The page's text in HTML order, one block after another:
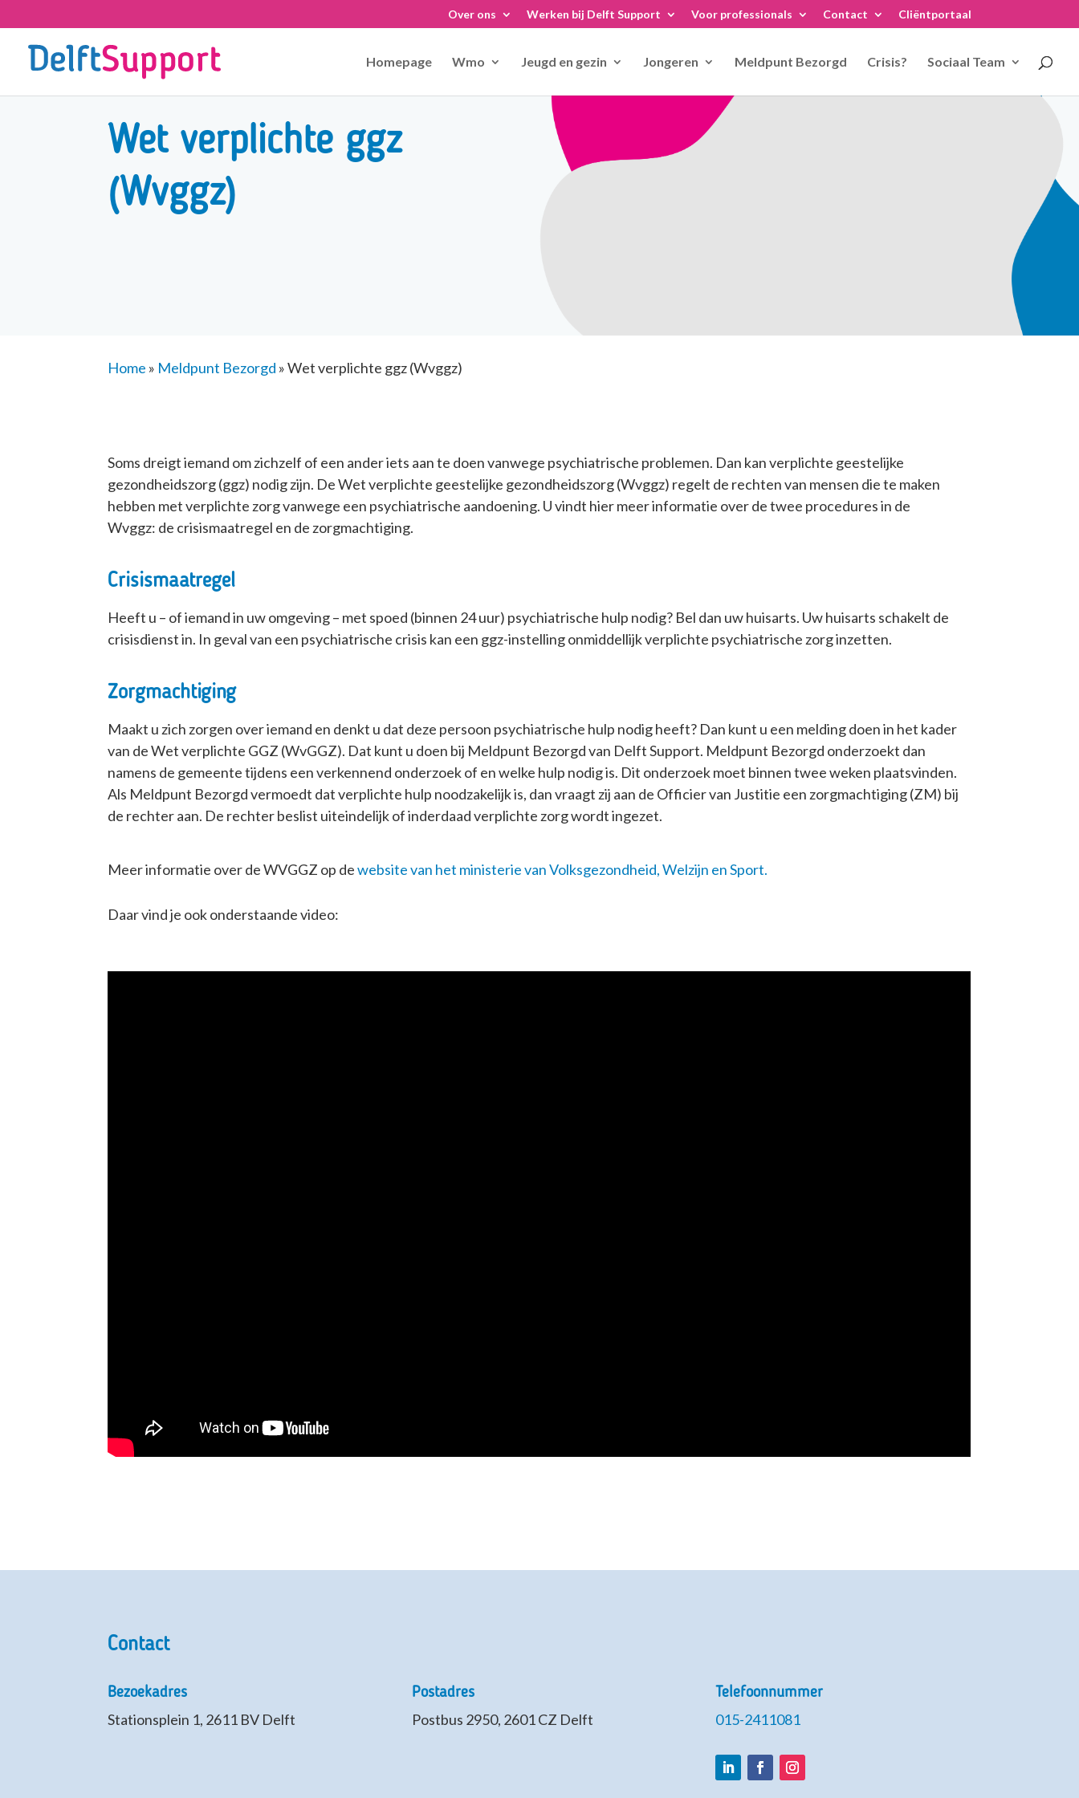
to
content
Over ons Werken bij Delft Support Voor professionals Contact Cliëntportaal
Homepage Wmo Jeugd en gezin Jongeren Meldpunt Bezorgd Crisis? Sociaal Team
Wet verplichte ggz
(Wvggz)
Home » Meldpunt Bezorgd »Wet verplichte ggz (Wvggz)
Soms dreigt iemand om zichzelf of een ander iets aan te doen vanwege psychiatrische problemen. Dan kan verplichte geestelijke
gezondheidszorg (ggz) nodig zijn. De Wet verplichte geestelijke gezondheidszorg (Wvggz) regelt de rechten van mensen die te maken
hebben met verplichte zorg vanwege een psychiatrische aandoening. U vindt hier meer informatie over de twee procedures in de
Wvggz: de crisismaatregel en de zorgmachtiging.
Crisismaatregel
Heeft u – of iemand in uw omgeving – met spoed (binnen 24 uur) psychiatrische hulp nodig? Bel dan uw huisarts. Uw huisarts schakelt de
crisisdienst in. In geval van een psychiatrische crisis kan een ggz-instelling onmiddellijk verplichte psychiatrische zorg inzetten.
Zorgmachtiging
Maakt u zich zorgen over iemand en denkt u dat deze persoon psychiatrische hulp nodig heeft? Dan kunt u een melding doen in het kader
van de Wet verplichte GGZ (WvGGZ). Dat kunt u doen bij Meldpunt Bezorgd van Delft Support. Meldpunt Bezorgd onderzoekt dan
namens de gemeente tijdens een verkennend onderzoek of en welke hulp nodig is. Dit onderzoek moet binnen twee weken plaatsvinden.
Als Meldpunt Bezorgd vermoedt dat verplichte hulp noodzakelijk is, dan vraagt zij aan de Officier van Justitie een zorgmachtiging (ZM) bij
de rechter aan. De rechter beslist uiteindelijk of inderdaad verplichte zorg wordt ingezet.
Meer informatie over de WVGGZ op dewebsite van het ministerie van Volksgezondheid, Welzijn en Sport.
Daar vind je ook onderstaande video:
Contact
Bezoekadres
Stationsplein 1, 2611 BV Delft
Postadres
Postbus 2950, 2601 CZ Delft
Telefoonnummer
015-2411081